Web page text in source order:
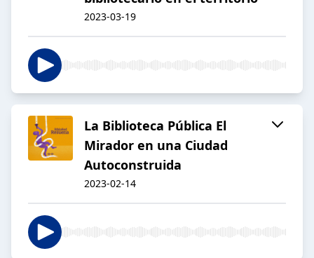
2023-03-19
La Biblioteca Pública El
Mirador en una Ciudad
Autoconstruida
2023-02-14